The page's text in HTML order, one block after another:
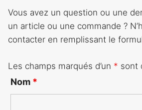
Vous avez un question ou une
un article ou une commande ?
contacter en remplissant le
Les champs marqués d’un * sont
Nom *